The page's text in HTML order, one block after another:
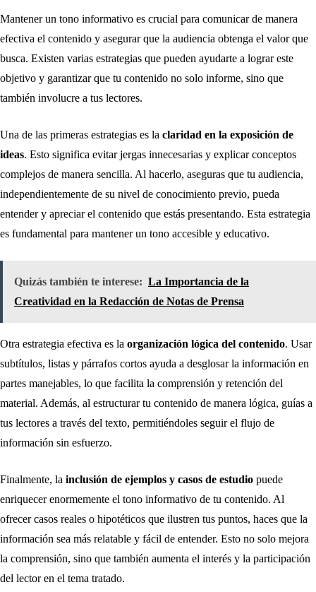
Mantener un tono informativo es crucial para comunicar de manera
efectiva el contenido y asegurar que la audiencia obtenga el valor que
busca. Existen varias estrategias que pueden ayudarte a lograr este
objetivo y garantizar que tu contenido no solo informe, sino que
también involucre a tus lectores.
Una de las primeras estrategias es la claridad en la exposición de
ideas. Esto significa evitar jergas innecesarias y explicar conceptos
complejos de manera sencilla. Al hacerlo, aseguras que tu audiencia,
independientemente de su nivel de conocimiento previo, pueda
entender y apreciar el contenido que estás presentando. Esta estrategia
es fundamental para mantener un tono accesible y educativo.
Quizás también te interese: La Importancia de la
Creatividad en la Redacción de Notas de Prensa
Otra estrategia efectiva es la organización lógica del contenido. Usar
subtítulos, listas y párrafos cortos ayuda a desglosar la información en
partes manejables, lo que facilita la comprensión y retención del
material. Además, al estructurar tu contenido de manera lógica, guías a
tus lectores a través del texto, permitiéndoles seguir el flujo de
información sin esfuerzo.
Finalmente, la inclusión de ejemplos y casos de estudio puede
enriquecer enormemente el tono informativo de tu contenido. Al
ofrecer casos reales o hipotéticos que ilustren tus puntos, haces que la
información sea más relatable y fácil de entender. Esto no solo mejora
la comprensión, sino que también aumenta el interés y la participación
del lector en el tema tratado.